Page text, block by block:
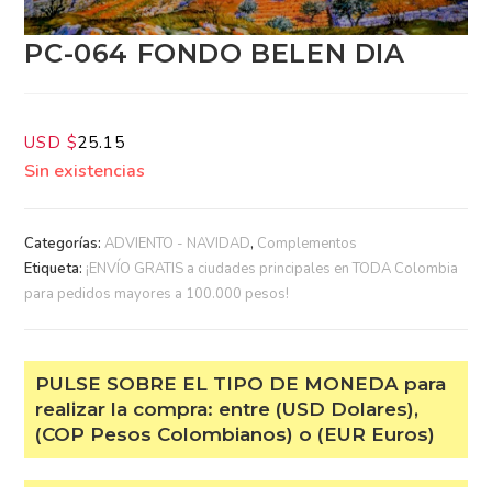
PC-064 FONDO BELEN DIA
USD $25.15
Sin existencias
Categorías: ADVIENTO - NAVIDAD Complementos
Etiqueta:
¡ENVÍO GRATIS a ciudades principales en TODA
Colombia para pedidos mayores a 100.000 pesos!
PULSE SOBRE EL TIPO DE MONEDA
para realizar la compra: entre (USD
Dolares), (COP Pesos Colombianos) o
(EUR Euros)